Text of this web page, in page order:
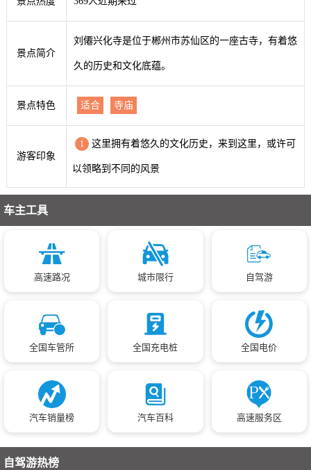
景点简介
刘僊兴化寺是位于郴州市苏仙区的一座古寺，有着悠
久的历史和文化底蕴。
景点特色 适合 寺庙
游客印象
1 这里拥有着悠久的文化历史，来到这里，或许可
以领略到不同的风景
车主工具
高速路况 城市限行 自驾游
全国车管所 全国充电桩 全国电价
汽车销量榜 汽车百科 高速服务区
自驾游热榜